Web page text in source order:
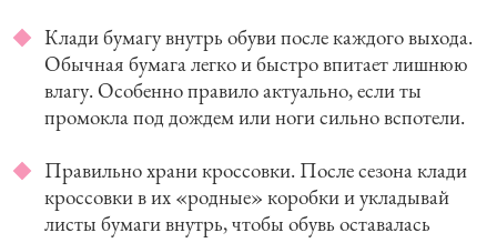
Клади бумагу внутрь обуви после каждого выхода.
Обычная бумага легко и быстро впитает лишнюю
влагу. Особенно правило актуально, если ты
промокла под дождем или ноги сильно вспотели.
Правильно храни кроссовки. После сезона клади
кроссовки в их «родные» коробки и укладывай
листы бумаги внутрь, чтобы обувь оставалась